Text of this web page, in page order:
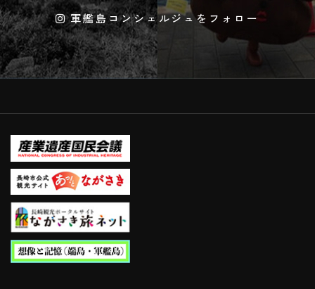
軍艦島コンシェルジュをフォロー